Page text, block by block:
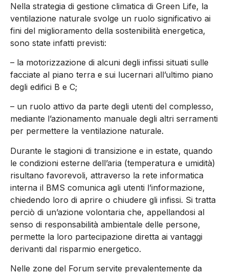
Nella strategia di gestione climatica di Green Life, la
ventilazione naturale svolge un ruolo significativo ai
fini del miglioramento della sostenibilità energetica,
sono state infatti previsti:
– la motorizzazione di alcuni degli infissi situati sulle
facciate al piano terra e sui lucernari all’ultimo piano
degli edifici B e C;
– un ruolo attivo da parte degli utenti del complesso,
mediante l’azionamento manuale degli altri serramenti
per permettere la ventilazione naturale.
Durante le stagioni di transizione e in estate, quando
le condizioni esterne dell’aria (temperatura e umidità)
risultano favorevoli, attraverso la rete informatica
interna il BMS comunica agli utenti l’informazione,
chiedendo loro di aprire o chiudere gli infissi. Si tratta
perciò di un’azione volontaria che, appellandosi al
senso di responsabilità ambientale delle persone,
permette la loro partecipazione diretta ai vantaggi
derivanti dal risparmio energetico.
Nelle zone del Forum servite prevalentemente da